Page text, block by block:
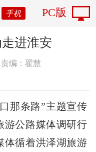
手机 PC版
进淮安
责编：翟慧
那条路”主题宣传
游公路媒体调研行
体循着洪泽湖旅游